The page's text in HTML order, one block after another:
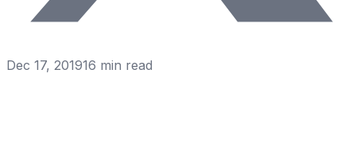
Dec 17, 201916 min read